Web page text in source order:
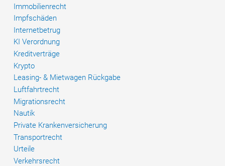
Immobilienrecht
Impfschäden
Internetbetrug
KI Verordnung
Kreditverträge
Krypto
Leasing- & Mietwagen Rückgabe
Luftfahrtrecht
Migrationsrecht
Nautik
Private Krankenversicherung
Transportrecht
Urteile
Verkehrsrecht